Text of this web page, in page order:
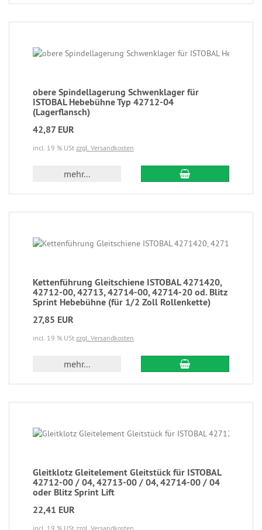
obere Spindellagerung Schwenklager für
ISTOBAL Hebebühne Typ 42712-04
(Lagerflansch)
42,87 EUR
incl. 19 % USt zzgl. Versandkosten
mehr...
Kettenführung Gleitschiene ISTOBAL 4271420,
42712-00, 42713, 42714-00, 42714-20 od. Blitz
Sprint Hebebühne (für 1/2 Zoll Rollenkette)
27,85 EUR
incl. 19 % USt zzgl. Versandkosten
mehr...
Gleitklotz Gleitelement Gleitstück für ISTOBAL
42712-00 / 04, 42713-00 / 04, 42714-00 / 04
oder Blitz Sprint Lift
22,41 EUR
incl. 19 % USt zzgl. Versandkosten